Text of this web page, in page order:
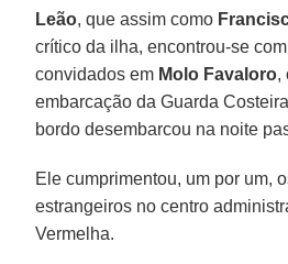
Leão, que assim como
crítico da ilha, encontrou-se
convidados em Molo Favaloro,
embarcação da Guarda
bordo desembarcou na noite
Ele cumprimentou, um por um,
estrangeiros no centro
Vermelha.